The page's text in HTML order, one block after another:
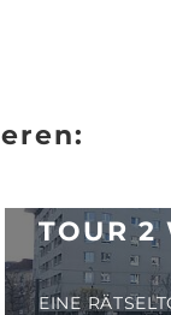
TOUR 2
EINE